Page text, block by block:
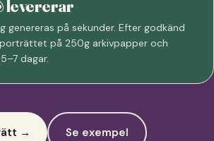
levererar
genereras på sekunder. Efter godkänd
på 250g arkivpapper och
dagar.
→ Se exempel